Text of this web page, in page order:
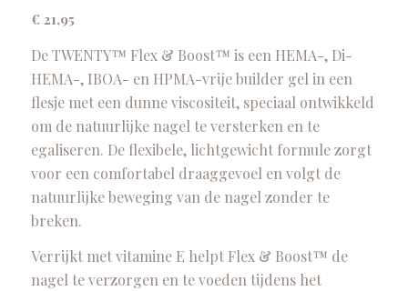
€ 21,95
De TWENTY™ Flex & Boost™ is een HEMA-, Di-
HEMA-, IBOA- en HPMA-vrije builder gel in een
flesje met een dunne viscositeit, speciaal ontwikkeld
om de natuurlijke nagel te versterken en te
egaliseren. De flexibele, lichtgewicht formule zorgt
voor een comfortabel draaggevoel en volgt de
natuurlijke beweging van de nagel zonder te
breken.
Verrijkt met vitamine E helpt Flex & Boost™ de
nagel te verzorgen en te voeden tijdens het